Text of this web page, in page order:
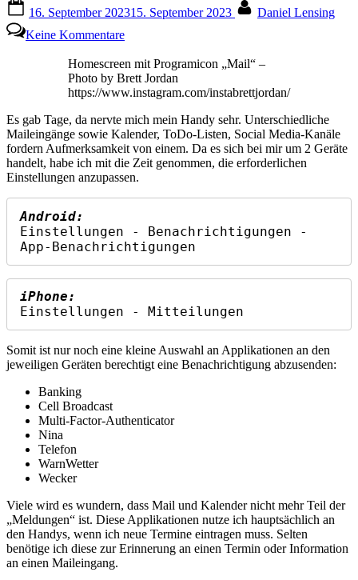
on
16. September 202315. September 2023
Daniel Lensing
Keine KommentareDas
Handy
Homescreen mit Programicon „Mail“ –
Photo by Brett Jordan
https://www.instagram.com/instabrettjordan/
Es gab Tage, da nervte mich mein Handy sehr. Unterschiedliche
Maileingänge sowie Kalender, ToDo-Listen, Social Media-Kanäle
fordern Aufmerksamkeit von einem. Da es sich bei mir um 2 Geräte
handelt, habe ich mit die Zeit genommen, die erforderlichen
Einstellungen anzupassen.
Android:
Einstellungen - Benachrichtigungen -
App-Benachrichtigungen
iPhone:
Einstellungen - Mitteilungen
Somit ist nur noch eine kleine Auswahl an Applikationen an den
jeweiligen Geräten berechtigt eine Benachrichtigung abzusenden:
Banking
Cell Broadcast
Multi-Factor-Authenticator
Nina
Telefon
WarnWetter
Wecker
Viele wird es wundern, dass Mail und Kalender nicht mehr Teil der
„Meldungen“ ist. Diese Applikationen nutze ich hauptsächlich an
den Handys, wenn ich neue Termine eintragen muss. Selten
benötige ich diese zur Erinnerung an einen Termin oder Information
an einen Maileingang.